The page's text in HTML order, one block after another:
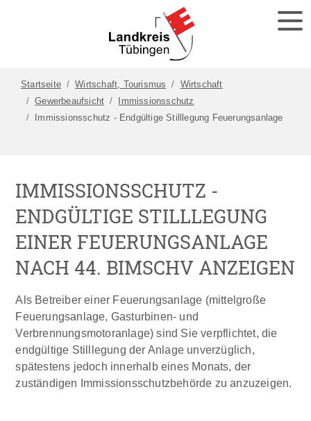
Startseite Wirtschaft, Tourismus
Wirtschaft
Gewerbeaufsicht
Immissionsschutz
Immissionsschutz - Endgültige Stilllegung Feuerungsanlage
IMMISSIONSSCHUTZ -
ENDGÜLTIGE STILLLEGUNG
EINER FEUERUNGSANLAGE
NACH 44. BIMSCHV ANZEIGEN
Als Betreiber einer Feuerungsanlage (mittelgroße
Feuerungsanlage, Gasturbinen- und
Verbrennungsmotoranlage) sind Sie verpflichtet, die
endgültige Stilllegung der Anlage unverzüglich,
spätestens jedoch innerhalb eines Monats, der
zuständigen Immissionsschutzbehörde zu anzuzeigen.